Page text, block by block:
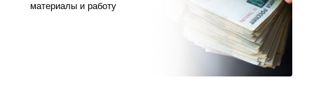
материалы и работу